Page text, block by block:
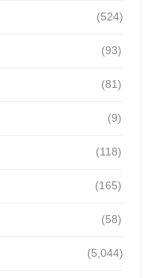
(524)
(93)
(81)
(9)
(118)
(165)
(58)
(5,044)